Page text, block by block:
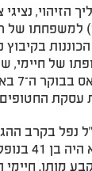
הזיהוי, נציגי
למשפחתו של
בקיבוץ
של חיימי,
עסקת
נפל בקרב
2023 נקבע